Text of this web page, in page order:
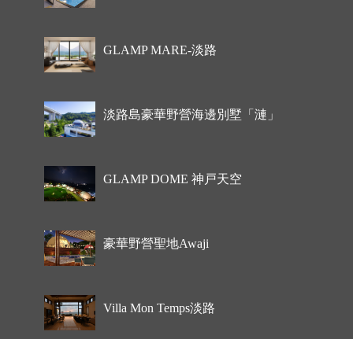
GLAMP MARE-淡路
淡路島豪華野營海邊別墅「漣」
GLAMP DOME 神戸天空
豪華野營聖地Awaji
Villa Mon Temps淡路